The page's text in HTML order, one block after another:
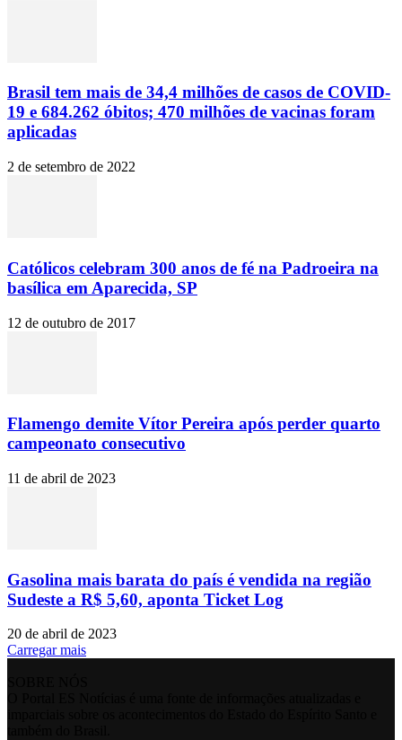
Brasil tem mais de 34,4 milhões de casos de COVID-
19 e 684.262 óbitos; 470 milhões de vacinas foram
aplicadas
2 de setembro de 2022
Católicos celebram 300 anos de fé na Padroeira na
basílica em Aparecida, SP
12 de outubro de 2017
Flamengo demite Vítor Pereira após perder quarto
campeonato consecutivo
11 de abril de 2023
Gasolina mais barata do país é vendida na região
Sudeste a R$ 5,60, aponta Ticket Log
20 de abril de 2023
Carregar mais